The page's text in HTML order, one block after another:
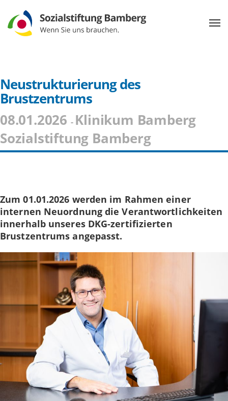
Neustrukturierung des
Brustzentrums
08.01.2026 - Klinikum Bamberg
Sozialstiftung Bamberg
Zum 01.01.2026 werden im Rahmen einer
internen Neuordnung die Verantwortlichkeiten
innerhalb unseres DKG-zertifizierten
Brustzentrums angepasst.